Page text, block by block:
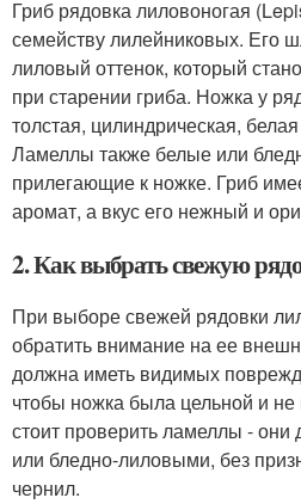
Гриб рядовка лиловоногая
семейству лилейниковых. Его
лиловый оттенок, который
при старении гриба. Ножка у
толстая, цилиндрическая,
Ламеллы также белые или
прилегающие к ножке. Гриб
аромат, а вкус его нежный и
2. Как выбрать свежую
При выборе свежей рядовки
обратить внимание на ее
должна иметь видимых
чтобы ножка была цельной и
стоит проверить ламеллы -
или бледно-лиловыми, без
чернил.